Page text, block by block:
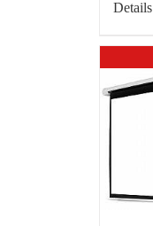
Details